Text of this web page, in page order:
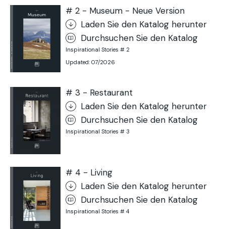
# 2 - Museum - Neue Version
Laden Sie den Katalog herunter
Durchsuchen Sie den Katalog
Inspirational Stories # 2
Updated: 07/2026
# 3 - Restaurant
Laden Sie den Katalog herunter
Durchsuchen Sie den Katalog
Inspirational Stories # 3
# 4 - Living
Laden Sie den Katalog herunter
Durchsuchen Sie den Katalog
Inspirational Stories # 4